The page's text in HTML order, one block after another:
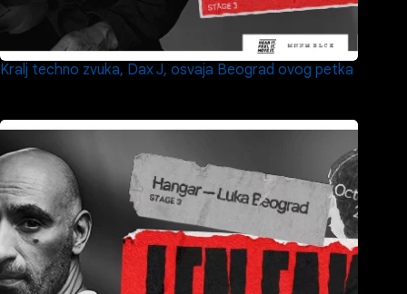
Kralj techno zvuka, Dax J, osvaja Beograd ovog petka